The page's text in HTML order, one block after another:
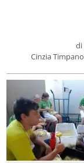
di
Cinzia Timpano